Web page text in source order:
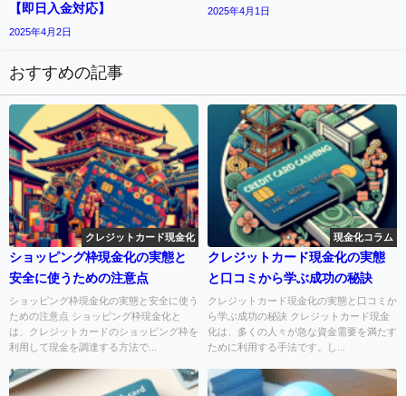
【即日入金対応】
2025年4月2日
2025年4月1日
おすすめの記事
クレジットカード現金化
ショッピング枠現金化の実態と
安全に使うための注意点
ショッピング枠現金化の実態と安全に使う
ための注意点 ショッピング枠現金化と
は、クレジットカードのショッピング枠を
利用して現金を調達する方法で...
現金化コラム
クレジットカード現金化の実態
と口コミから学ぶ成功の秘訣
クレジットカード現金化の実態と口コミか
ら学ぶ成功の秘訣 クレジットカード現金
化は、多くの人々が急な資金需要を満たす
ために利用する手法です。し...